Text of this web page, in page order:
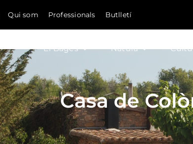
Qui som Professionals Butlletí
El Bages Natura
Casa de